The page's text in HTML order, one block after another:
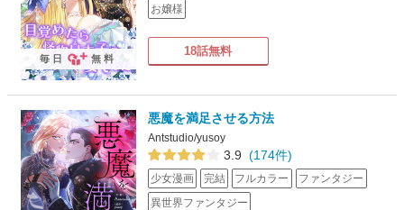
お嬢様
18話無料
毎日 無料
悪魔を満足させる方法
Antstudio/yusoy
3.9 (174件)
少女漫画 完結 フルカラー
ファンタジー
異世界ファンタジー